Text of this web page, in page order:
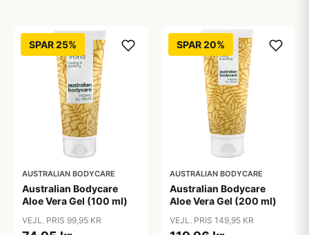
SPAR 25%
AUSTRALIAN BODYCARE
Australian Bodycare
Aloe Vera Gel (100 ml)
VEJL. PRIS 99,95 KR
SPAR 20%
AUSTRALIAN BODYCARE
Australian Bodycare
Aloe Vera Gel (200 ml)
VEJL. PRIS 149,95 KR